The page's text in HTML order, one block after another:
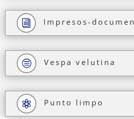
i Impresos-
c Vespa velutina
 Punto limpo